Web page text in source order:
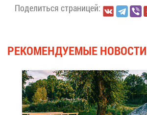
По­де­лить­ся стра­ни­цей:
РЕ­КО­МЕН­ДУ­Е­МЫЕ НО­ВО­СТИ